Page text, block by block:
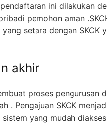
ini dilakukan
pemohon aman
setara dengan SKCK
akhir
proses pengurusan
. Pengajuan SKCK
yang mudah